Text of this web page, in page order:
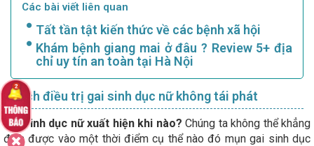
Các bài viết liên quan
Tất tần tật kiến thức về các bệnh xã hội
Khám bệnh giang mai ở đâu ? Review 5+ địa
chỉ uy tín an toàn tại Hà Nội
Cách điều trị gai sinh dục nữ không tái phát
Gai sinh dục nữ xuất hiện khi nào? Chúng ta không thể khẳng
định được vào một thời điểm cụ thể nào đó mụn gai sinh dục